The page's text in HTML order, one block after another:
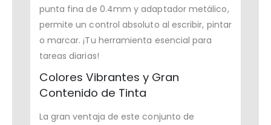
punta fina de 0.4mm y adaptador metálico,
permite un control absoluto al escribir, pintar
o marcar. ¡Tu herramienta esencial para
tareas diarias!
Colores Vibrantes y Gran
Contenido de Tinta
La gran ventaja de este conjunto de